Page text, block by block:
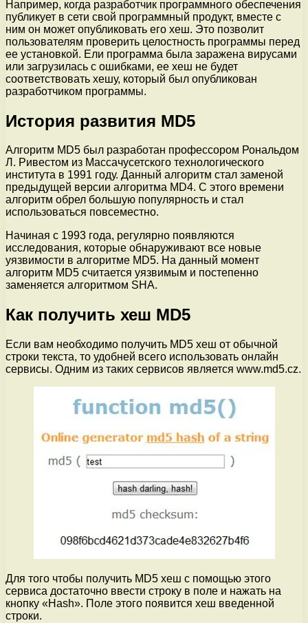
Например, когда разработчик программного обеспечения
публикует в сети свой программный продукт, вместе с
ним он может опубликовать его хеш. Это позволит
пользователям проверить целостность программы перед
ее установкой. Ели программа была заражена вирусами
или загрузилась с ошибками, ее хеш не будет
соответствовать хешу, который был опубликован
разработчиком программы.
История развития MD5
Алгоритм MD5 был разработан профессором Рональдом
Л. Ривестом из Массачусетского технологического
института в 1991 году. Данный алгоритм стал заменой
предыдущей версии алгоритма MD4. С этого времени
алгоритм обрел большую популярность и стал
использоваться повсеместно.
Начиная с 1993 года, регулярно появляются
исследования, которые обнаруживают все новые
уязвимости в алгоритме MD5. На данный момент
алгоритм MD5 считается уязвимым и постепенно
заменяется алгоритмом SHA.
Как получить хеш MD5
Если вам необходимо получить MD5 хеш от обычной
строки текста, то удобней всего использовать онлайн
сервисы. Одним из таких сервисов является www.md5.cz.
Для того чтобы получить MD5 хеш с помощью этого
сервиса достаточно ввести строку в поле и нажать на
кнопку «Hash». Поле этого появится хеш введенной
строки.